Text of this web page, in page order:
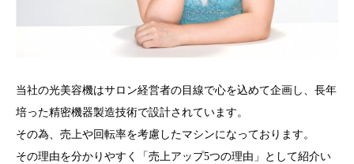
当社の光美容機はサロン経営者の目線で心を込めて企画し、長年
培った精密機器製造技術で設計されています。
その為、売上や回転率を考慮したマシンになっております。
その理由を分かりやすく「売上アップ5つの理由」として紹介い